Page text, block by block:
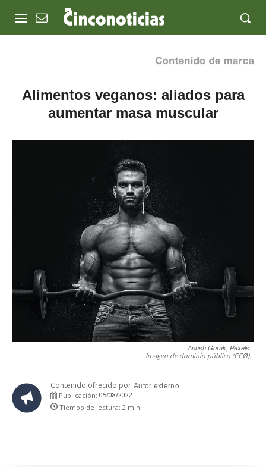
Alimentos veganos: aliados para
aumentar masa muscular
Anush Gorak, Pexels.
Imagen de dominio público (CCØ).
Contenido ofrecido por Autor externo
Publicación: 05/08/2022
Tiempo de lectura: 2 min.